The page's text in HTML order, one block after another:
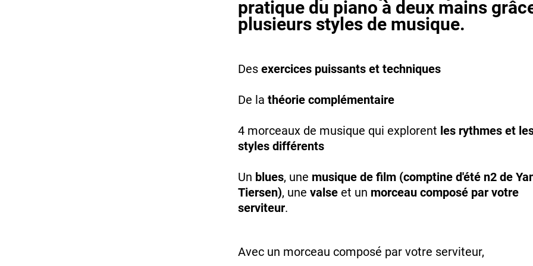
pratique du piano à deux mains
plusieurs styles de musique.
Des exercices puissants et techniques
De la théorie complémentaire
4 morceaux de musique qui explorent les rythmes et
styles différents
Un blues, une musique de film (comptine d'été n2 de
Tiersen), une valse et un morceau composé par votre
serviteur.
Avec un morceau composé par votre serviteur,